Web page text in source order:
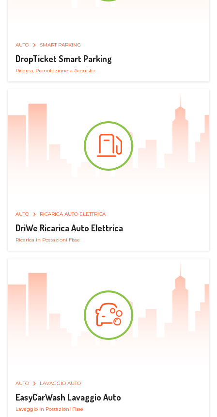
AUTO SMART PARKING
DropTicket Smart Parking
Ricerca, Prenotazione e Acquisto
AUTO RICARICA AUTO ELETTRICA
DriWe Ricarica Auto Elettrica
Ricarica in Postazioni Fisse
AUTO LAVAGGIO AUTO
EasyCarWash Lavaggio Auto
Lavaggio in Postazioni Fisse